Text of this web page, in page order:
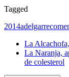
Tagged
2014adelgar
La
La Naranja,
de colesterol